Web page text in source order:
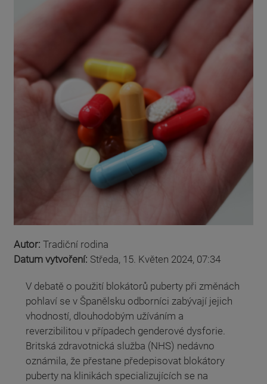
Autor: Tradiční rodina
Datum vytvoření: Středa, 15. Květen 2024, 07:34
V debatě o použití blokátorů puberty při změnách
pohlaví se v Španělsku odborníci zabývají jejich
vhodností, dlouhodobým užíváním a
reverzibilitou v případech genderové dysforie.
Britská zdravotnická služba (NHS) nedávno
oznámila, že přestane předepisovat blokátory
puberty na klinikách specializujících se na